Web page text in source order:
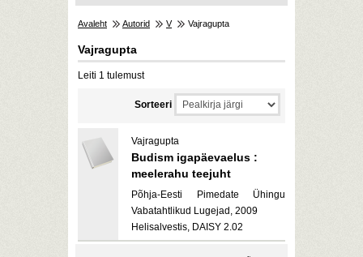
Avaleht Autorid V Vajragupta
Vajragupta
Leiti 1 tulemust
Sorteeri
Vajragupta
Budism igapäevaelus :
meelerahu teejuht
Põhja-Eesti Pimedate Ühingu
Vabatahtlikud Lugejad, 2009
Helisalvestis, DAISY 2.02